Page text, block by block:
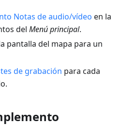
Notas de audio/vídeo en la
del Menú principal.
pantalla del mapa para un
de grabación para cada